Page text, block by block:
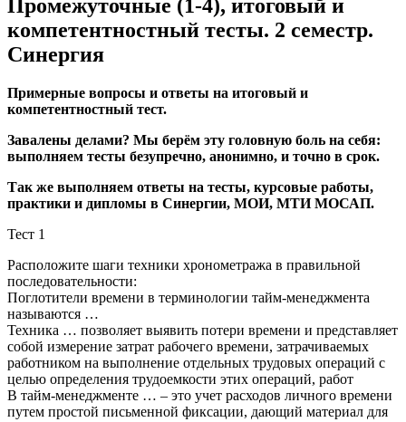
Промежуточные (1-4), итоговый и
компетентностный тесты. 2 семестр.
Синергия
Примерные вопросы и ответы на итоговый и
компетентностный тест.
Завалены делами? Мы берём эту головную боль на себя:
выполняем тесты безупречно, анонимно, и точно в срок.
Так же выполняем ответы на тесты, курсовые работы,
практики и дипломы в Синергии, МОИ, МТИ МОСАП.
Тест 1
Расположите шаги техники хронометража в правильной
последовательности:
Поглотители времени в терминологии тайм-менеджмента
называются …
Техника … позволяет выявить потери времени и представляет
собой измерение затрат рабочего времени, затрачиваемых
работником на выполнение отдельных трудовых операций с
целью определения трудоемкости этих операций, работ
В тайм-менеджменте … – это учет расходов личного времени
путем простой письменной фиксации, дающий материал для